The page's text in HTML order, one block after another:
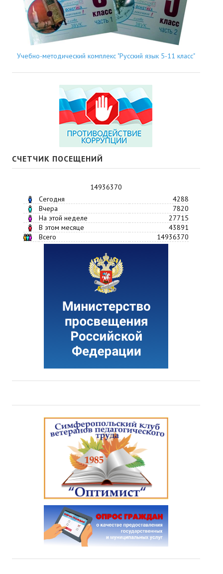
Учебно-методический комплекс "Русский язык 5-11 класс"
СЧЕТЧИК ПОСЕЩЕНИЙ
14936370
Сегодня
4288
Вчера
7820
На этой неделе
27715
В этом месяце
43891
Всего
14936370